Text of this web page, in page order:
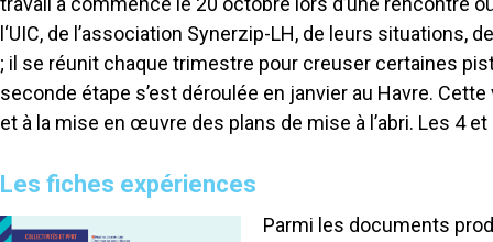
l‘UIC, de l’association Synerzip-LH, de leurs
; il se réunit chaque trimestre pour creuser certaines
seconde étape s’est déroulée en janvier au Havre.
et à la mise en œuvre des plans de mise à l’abri. Les 4
Les fiches expériences
Parmi les documents